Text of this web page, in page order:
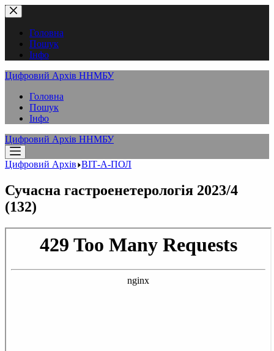
Перейти
до
вмістуГоловна
Пошук
Інфо
Цифровий Архів ННМБУ
Головна
Пошук
Інфо
Цифровий Архів ННМБУ
Цифровий Архів ВІТ-А-ПОЛ
Сучасна гастроенетерологія 2023/4
(132)